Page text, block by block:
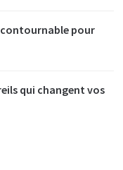
pour
qui changent vos